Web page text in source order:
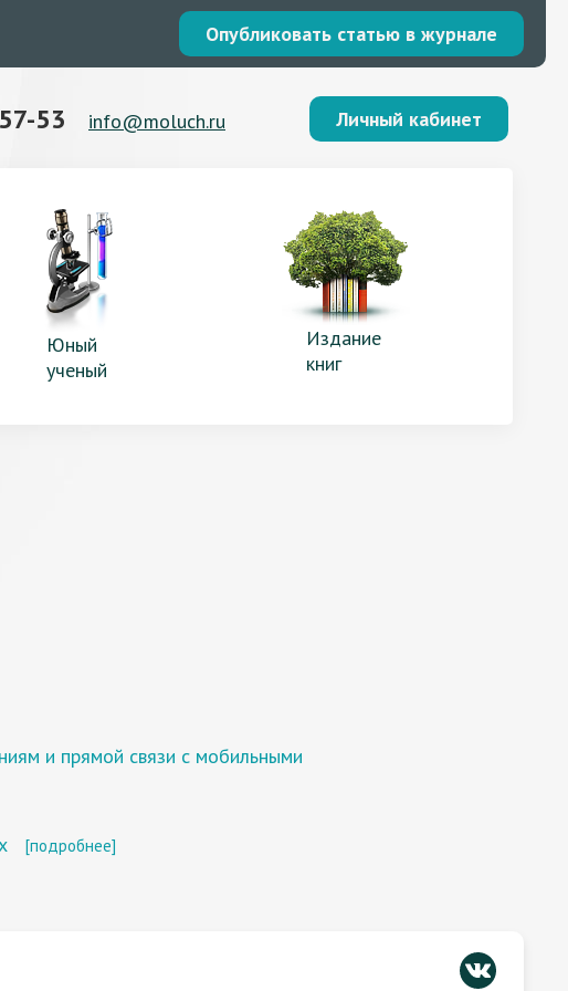
Опубликовать статью в журнале
53 info@moluch.ru Личный кабинет
Юный
ученый
Издание
книг
и прямой связи с мобильными
[подробнее]